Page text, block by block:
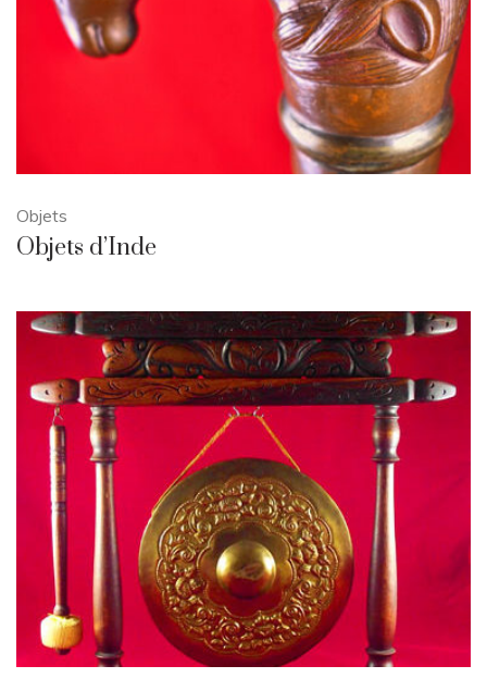
Objets
Objets d’Inde